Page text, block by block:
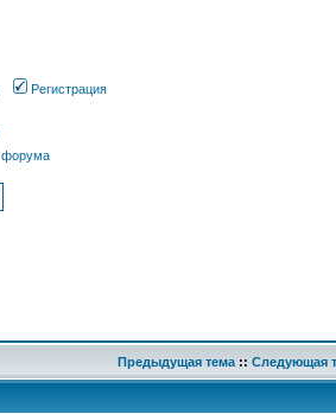
Регистрация
форума
Предыдущая тема :: Следующая